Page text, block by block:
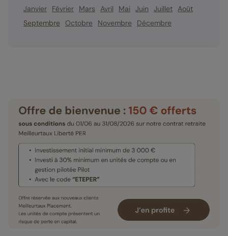
Janvier Février Mars Avril Mai Juin Juillet Août
Septembre
Octobre Novembre Décembre